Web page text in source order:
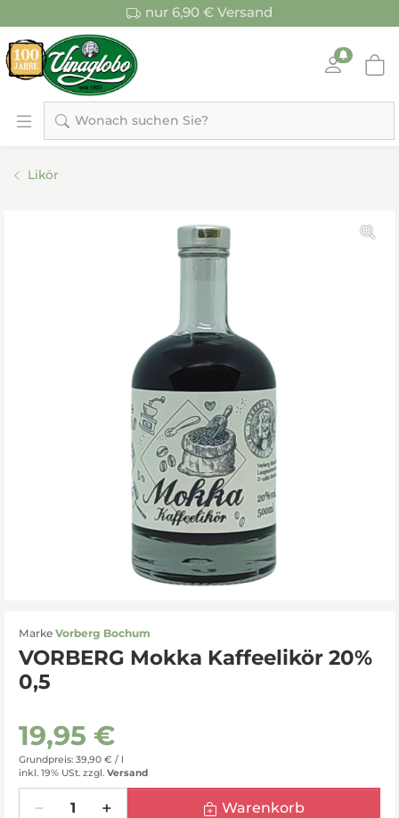
nur 6,90 € Versand
Wonach suchen Sie?
Likör
Marke Vorberg Bochum
VORBERG Mokka Kaffeelikör 20%
0,5
19,95 €
Grundpreis: 39,90 € / l
inkl. 19% USt. zzgl. Versand
Warenkorb